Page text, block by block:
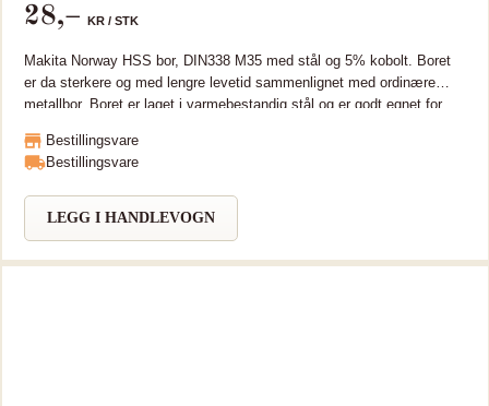
28,– KR / STK
Makita Norway HSS bor, DIN338 M35 med stål og 5% kobolt. Boret
er da sterkere og med lengre levetid sammenlignet med ordinære
metallbor. Boret er laget i varmebestandig stål og er godt egnet for
Bestillingsvare
Bestillingsvare
LEGG I HANDLEVOGN